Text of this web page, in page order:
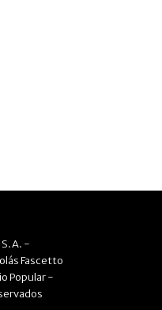
S.A. -
Fascetto
Popular -